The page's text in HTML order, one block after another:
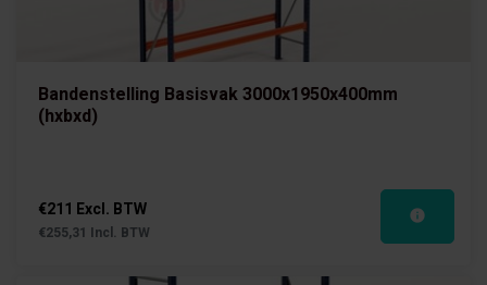
Bandenstelling Basisvak 3000x1950x400mm
(hxbxd)
€211 Excl. BTW
€255,31 Incl. BTW